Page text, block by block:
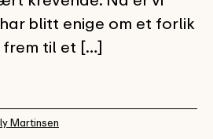
blitt enige om et forlik
frem til et […]
Martinsen